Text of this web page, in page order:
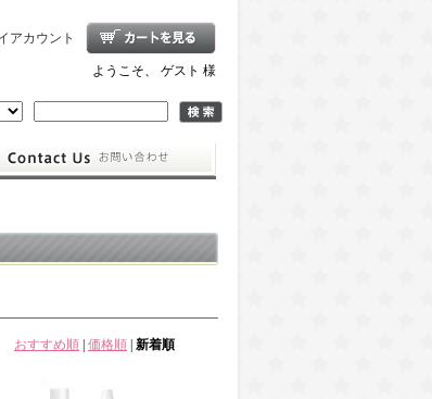
アカウント
ようこそ、 ゲスト 様
おすすめ順 価格順 新着順